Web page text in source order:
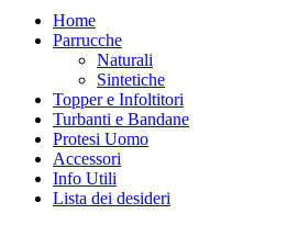
Home
Parrucche
Naturali
Sintetiche
Topper e Infoltitori
Turbanti e Bandane
Protesi Uomo
Accessori
Info Utili
Lista dei desideri